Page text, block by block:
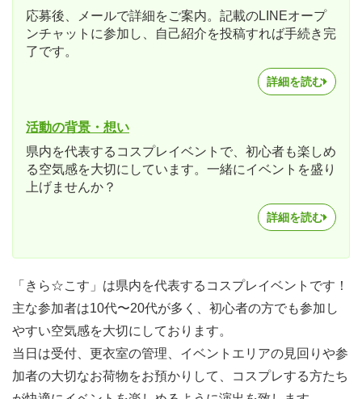
応募後、メールで詳細をご案内。記載のLINEオープ
ンチャットに参加し、自己紹介を投稿すれば手続き完
了です。
詳細を読む
活動の背景・想い
県内を代表するコスプレイベントで、初心者も楽しめ
る空気感を大切にしています。一緒にイベントを盛り
上げませんか？
詳細を読む
「きら☆こす」は県内を代表するコスプレイベントです！
主な参加者は10代〜20代が多く、初心者の方でも参加し
やすい空気感を大切にしております。
当日は受付、更衣室の管理、イベントエリアの見回りや参
加者の大切なお荷物をお預かりして、コスプレする方たち